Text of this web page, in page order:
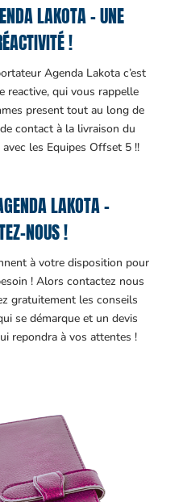
LAKOTA – UNE
!
Agenda Lakota c’est
reactive, qui vous rappelle
present tout au long de
contact à la livraison du
les Equipes Offset 5 !!
LAKOTA –
NOUS !
à votre disposition pour
! Alors contactez nous
gratuitement les conseils
se démarque et un devis
repondra à vos attentes !